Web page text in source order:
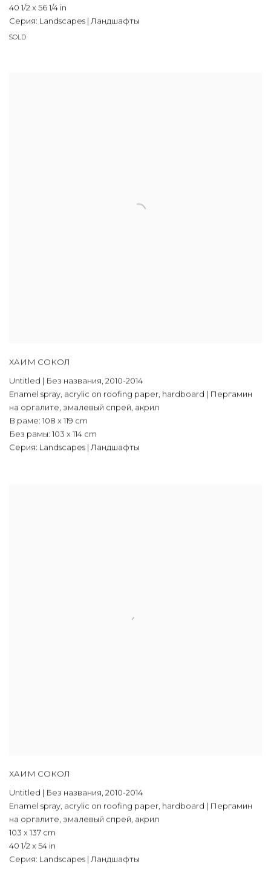
40 1/2 x 56 1/4 in
Серия: Landscapes | Ландшафты
SOLD
ХАИМ СОКОЛ
Untitled | Без названия, 2010-2014
Enamel spray, acrylic on roofing paper, hardboard | Пергамин
на оргалите, эмалевый спрей, акрил
В раме: 108 x 119 cm
Без рамы: 103 x 114 cm
Серия: Landscapes | Ландшафты
ХАИМ СОКОЛ
Untitled | Без названия, 2010-2014
Enamel spray, acrylic on roofing paper, hardboard | Пергамин
на оргалите, эмалевый спрей, акрил
103 x 137 cm
40 1/2 x 54 in
Серия: Landscapes | Ландшафты